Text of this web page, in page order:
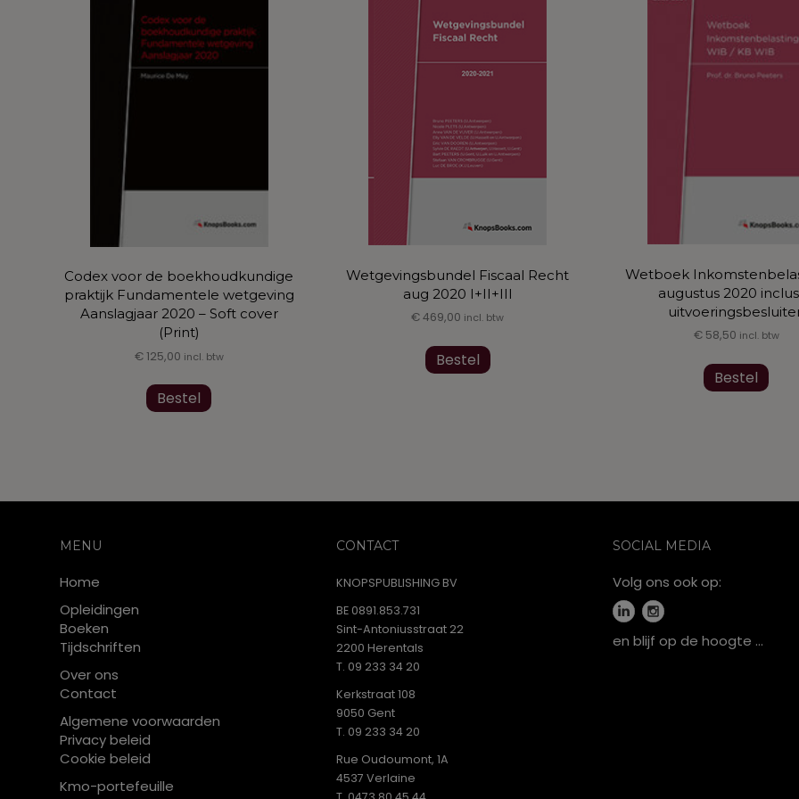
gekozen
worden
de
Codex voor de boekhoudkundige
praktijk Fundamentele wetgeving
Aanslagjaar 2020 – Soft cover
(Print)
€125,00 incl. btw
Bestel
Wetgevingsbundel Fiscaal Recht
aug 2020 I+II+III
€469,00 incl. btw
Bestel product
worden
Wetboek
augustus 2020
€58,50 incl. btw
Bestel
MENU
Home
Opleidingen
Boeken
Tijdschriften
Over ons
Contact
Algemene voorwaarden
Privacy beleid
Cookie beleid
Kmo-portefeuille
CONTACT
KNOPSPUBLISHING BV
BE 0891.853.731
Sint-Antoniusstraat 22
2200 Herentals
T. 09 233 34 20
Kerkstraat 108
9050 Gent
T. 09 233 34 20
Rue Oudoumont, 1A
4537 Verlaine
SOCIAL MEDIA
Volg ons ook op:
en blijf op de hoogte …